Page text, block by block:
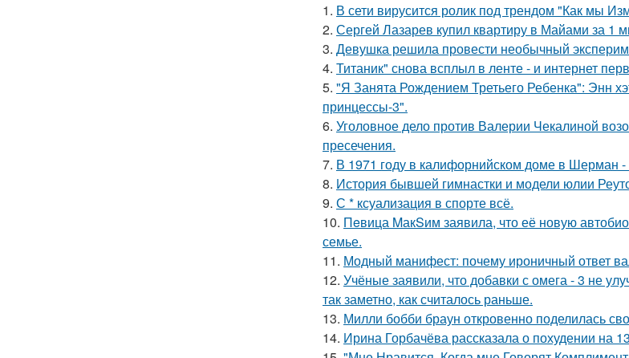
1. В сети вирусится ролик под трендом "Как мы
2. Сергей Лазарев купил квартиру в Майами за 1
3. Девушка решила провести необычный
4. Титаник" снова всплыл в ленте - и интернет
5. "Я Занята Рождением Третьего Ребенка": Энн
принцессы-3".
6. Уголовное дело против Валерии Чекалиной
пресечения.
7. В 1971 году в калифорнийском доме в Шерман
8. История бывшей гимнастки и модели юлии
9. С * ксуализация в спорте всё.
10. Пeвица MакSим заявила, что её новую
семье.
11. Модный манифест: почему ироничный ответ
12. Учёные заявили, что добавки с омега - 3 не
так заметно, как считалось раньше.
13. Милли бобби браун откровенно поделилась
14. Ирина Горбачёва рассказала о похудении на